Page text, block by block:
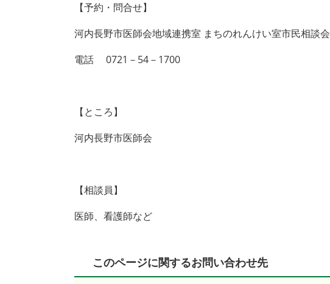
【予約・問合せ】
河内長野市医師会地域連携室 まちのれんけい室市民相談会
電話 0721－54－1700
【ところ】
河内長野市医師会
【相談員】
医師、看護師など
このページに関するお問い合わせ先